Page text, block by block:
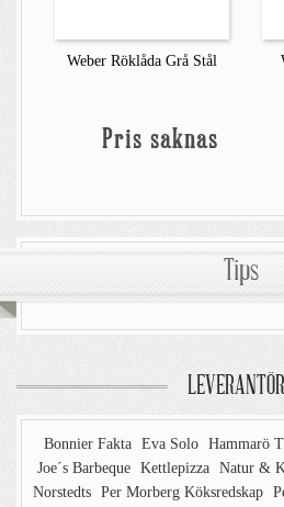
Weber Röklåda Grå Stål
Pris saknas
Tips
Bonnier Fakta Eva Solo Hammarö
Joe´s Barbeque Kettlepizza Natur &
Norstedts Per Morberg Köksredskap